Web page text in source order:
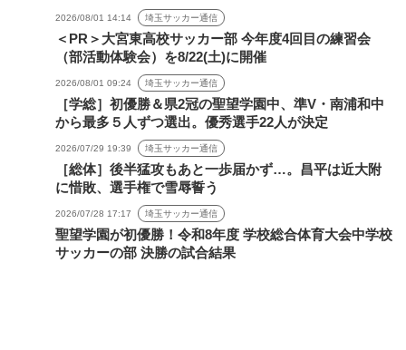
2026/08/01 14:14 埼玉サッカー通信
＜PR＞大宮東高校サッカー部 今年度4回目の練習会
（部活動体験会）を8/22(土)に開催
2026/08/01 09:24 埼玉サッカー通信
［学総］初優勝＆県2冠の聖望学園中、準V・南浦和中
から最多５人ずつ選出。優秀選手22人が決定
2026/07/29 19:39 埼玉サッカー通信
［総体］後半猛攻もあと一歩届かず…。昌平は近大附
に惜敗、選手権で雪辱誓う
2026/07/28 17:17 埼玉サッカー通信
聖望学園が初優勝！令和8年度 学校総合体育大会中学校
サッカーの部 決勝の試合結果